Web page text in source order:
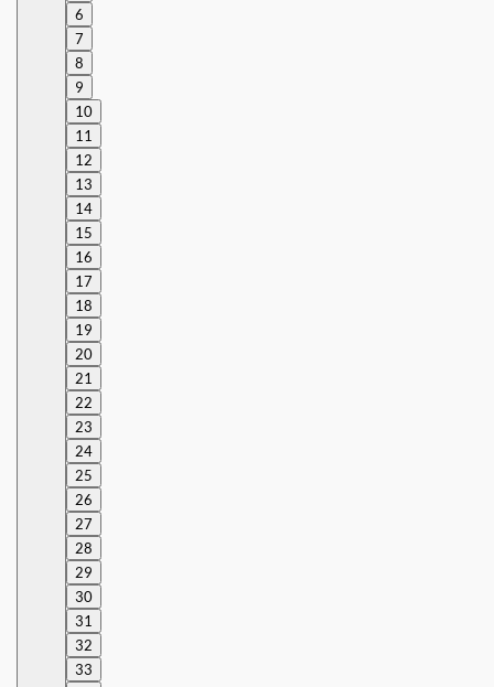
6
7
8
9
10
11
12
13
14
15
16
17
18
19
20
21
22
23
24
25
26
27
28
29
30
31
32
33